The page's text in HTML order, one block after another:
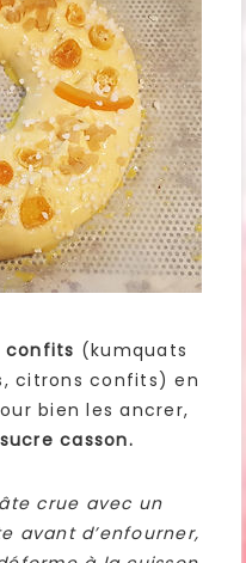
confits (kumquats
citrons confits) en
bien les ancrer,
sucre casson.
crue avec un
avant d’enfourner,